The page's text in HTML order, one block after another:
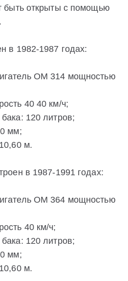
быть открыты с помощью
в 1982-1987 годах:
ОМ 314 мощностью
40 40 км/ч;
120 литров;
мм;
м.
в 1987-1991 годах:
ОМ 364 мощностью
40 км/ч;
120 литров;
мм;
м.